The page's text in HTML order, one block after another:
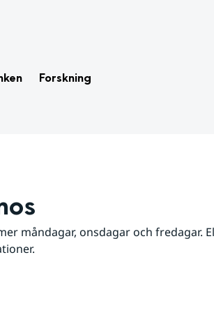
Forskning
måndagar, onsdagar och fredagar.